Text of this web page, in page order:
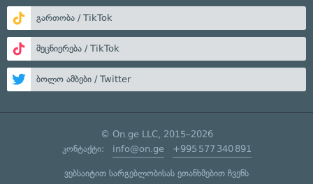
გართობა / TikTok
მეცნიერება / TikTok
ბოლო ამბები / Twitter
© On.ge LLC, 2015–2026
კონტაქტი: info@on.ge +995 577 340 891
ვებსაიტით სარგებლობისას ეთანხმებით ჩვენს